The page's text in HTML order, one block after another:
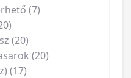
(7)
(20)
(20)
(17)